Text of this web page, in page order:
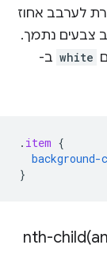
לערבב אחוז
צבעים נתמך.
white ב-
. item {
}
nth-child(an